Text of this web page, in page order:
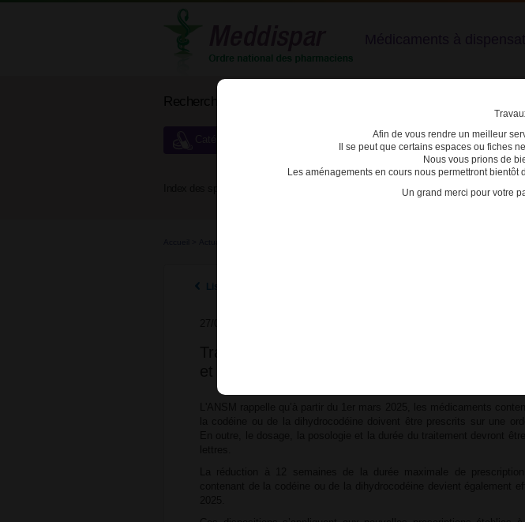
Rechercher un médicament
Catégories de dispensation particulière
E F G H I J
Listes des actualités 2025
Afin de vous rendre un meilleur
Il se peut que certains espaces ou fiches
Nous vous prions de
Les aménagements en cours nous permettront
Un grand merci pour votre